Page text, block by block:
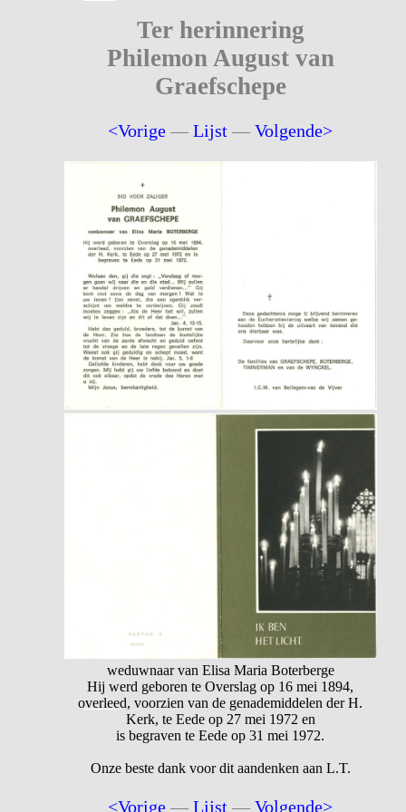
Ter herinnering
Philemon August van
Graefschepe
<Vorige —Lijst —Volgende>
weduwnaar van Elisa Maria Boterberge
Hij werd geboren te Overslag op 16 mei 1894,
overleed, voorzien van de genademiddelen der H.
Kerk, te Eede op 27 mei 1972 en
is begraven te Eede op 31 mei 1972.
Onze beste dank voor dit aandenken aan L.T.
<Vorige —Lijst —Volgende>